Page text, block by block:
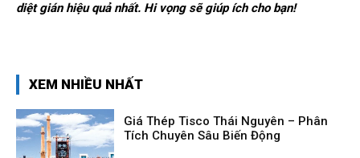
diệt gián hiệu quả nhất. Hi vọng sẽ giúp ích cho bạn!
XEM NHIỀU NHẤT
Giá Thép Tisco Thái Nguyên – Phân
Tích Chuyên Sâu Biến Động